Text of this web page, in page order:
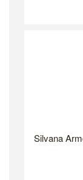
Silvana